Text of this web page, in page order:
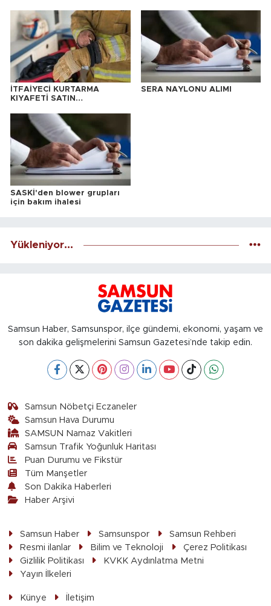
İTFAİYECİ KURTARMA
KIYAFETİ SATIN
SERA NAYLONU ALIMI
SASKİ'den blower grupları
için bakım ihalesi
Yükleniyor...
Samsun Haber, Samsunspor, ilçe gündemi, ekonomi, yaşam ve
son dakika gelişmelerini Samsun Gazetesi’nde takip edin.
Samsun Nöbetçi Eczaneler
Samsun Hava Durumu
SAMSUN Namaz Vakitleri
Samsun Trafik Yoğunluk Haritası
Puan Durumu ve Fikstür
Tüm Manşetler
Son Dakika Haberleri
Haber Arşivi
Samsun Haber Samsunspor
Samsun Rehberi
Resmi ilanlar
Bilim ve Teknoloji
Çerez Politikası
Gizlilik Politikası
KVKK Aydınlatma Metni
Yayın İlkeleri
Künye İletişim